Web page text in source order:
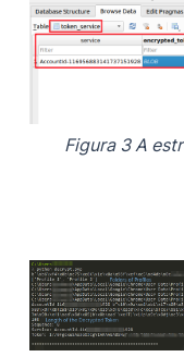
Figura 3 A